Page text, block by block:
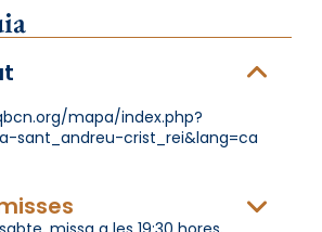
mapa/index.php?
sant_andreu-crist_rei&lang=ca